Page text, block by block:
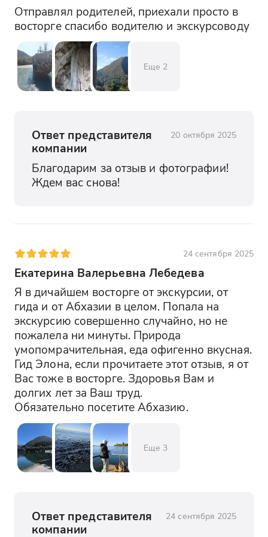
известные своим уникальным вкусом и
ароматом. Здесь же можно узнать о
традициях виноделия в Абхазии,
которые насчитывают centuries, и
приобрести бутылочку вина в качестве
сувенира.
Отправлял родителей, приехали просто в
восторге спасибо водителю и экскурсоводу
Еще 2
Ответ представителя
компании
20 октября 2025
Благодарим за отзыв и фотографии!
Ждем вас снова!
24 сентября 2025
Екатерина Валерьевна Лебедева
Я в дичайшем восторге от экскурсии, от
гида и от Абхазии в целом. Попала на
экскурсию совершенно случайно, но не
пожалела ни минуты. Природа
умопомрачительная, еда офигенно вкусная.
Гид Элона, если прочитаете этот отзыв, я от
Вас тоже в восторге. Здоровья Вам и
долгих лет за Ваш труд.
Обязательно посетите Абхазию.
Еще 3
Ответ представителя
компании
24 сентября 2025